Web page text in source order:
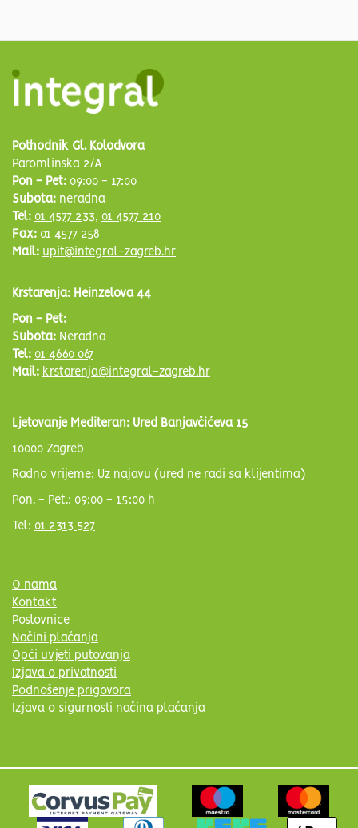
Pothodnik Gl. Kolodvora
Paromlinska 2/A
Pon - Pet: 09:00 - 17:00
Subota: neradna
Tel: 01 4577 233, 01 4577 210
Fax: 01 4577 258
Mail: upit@integral-zagreb.hr
Krstarenja: Heinzelova 44
Pon - Pet:
Subota: Neradna
Tel: 01 4660 067
Mail: krstarenja@integral-zagreb.hr
Ljetovanje Mediteran: Ured Banjavčićeva 15
10000 Zagreb
Radno vrijeme: Uz najavu (ured ne radi sa klijentima)
Pon. - Pet.: 09:00 - 15:00 h
Tel: 01 2313 527
O nama
Kontakt
Poslovnice
Načini plaćanja
Opći uvjeti putovanja
Izjava o privatnosti
Podnošenje prigovora
Izjava o sigurnosti načina plaćanja